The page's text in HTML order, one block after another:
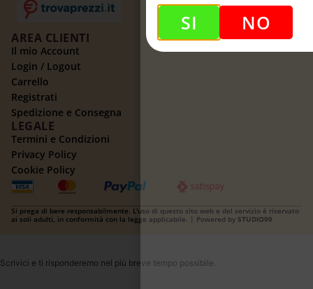
AREA CLIENTI
Il mio Account
Login / Logout
Carrello
Registrati
Spedizione e Consegna
LEGALE
Termini e Condizioni
Privacy Policy
Cookie Policy
Si prega di bere responsabilmente. L'uso di questo sito web e del servizio è riservato
ai soli adulti, in conformità con la legge applicabile. | Powered by STUDIO99
Scrivici e ti risponderemo nel più breve tempo possibile.
SI NO